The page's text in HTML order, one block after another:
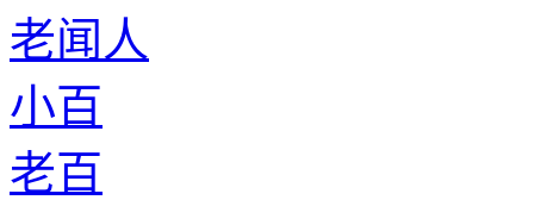
老闻人
小百
老百